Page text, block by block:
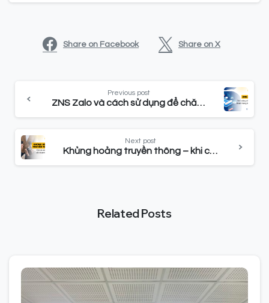
Share on Facebook Share on X
Previous post
ZNS Zalo và cách sử dụng để chăm sóc khách hàng hiệu quả
Next post
Khủng hoảng truyền thông – khi cơn ác mộng của doanh nghiệp này trở thành bài học cho doanh nghiệp khác
Related Posts